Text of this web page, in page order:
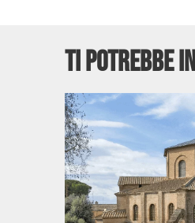
TI POTREBBE